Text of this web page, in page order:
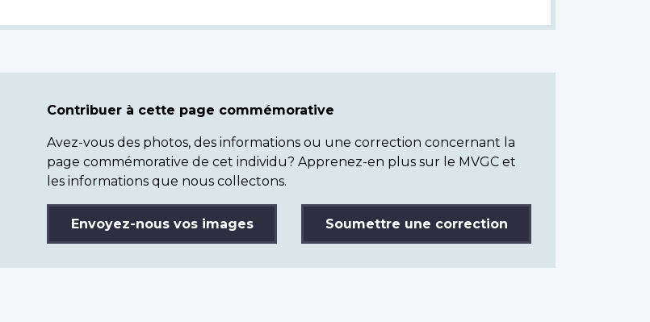
Contribuer à cette page commémorative
Avez-vous des photos, des informations ou une correction concernant la
page commémorative de cet individu? Apprenez-en plus sur le MVGC et
les informations que nous collectons.
Envoyez-nous vos images Soumettre une correction